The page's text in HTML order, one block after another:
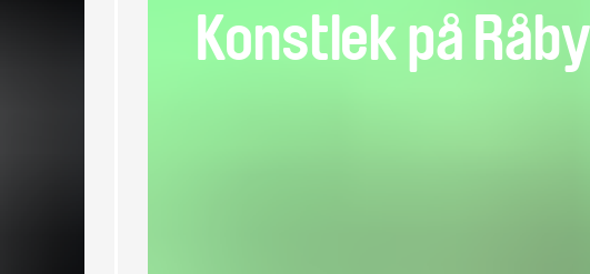
Konstlek på Råby